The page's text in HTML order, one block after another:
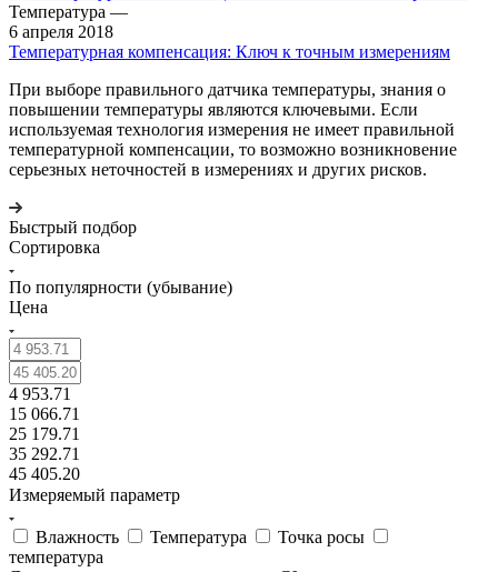
Температура —
6 апреля 2018
Температурная компенсация: Ключ к точным измерениям
При выборе правильного датчика температуры, знания о
повышении температуры являются ключевыми. Если
используемая технология измерения не имеет правильной
температурной компенсации, то возможно возникновение
серьезных неточностей в измерениях и других рисков.
Быстрый подбор
Сортировка
По популярности (убывание)
Цена
4 953.71
15 066.71
25 179.71
35 292.71
45 405.20
Измеряемый параметр
Влажность Температура
Точка росы
температура